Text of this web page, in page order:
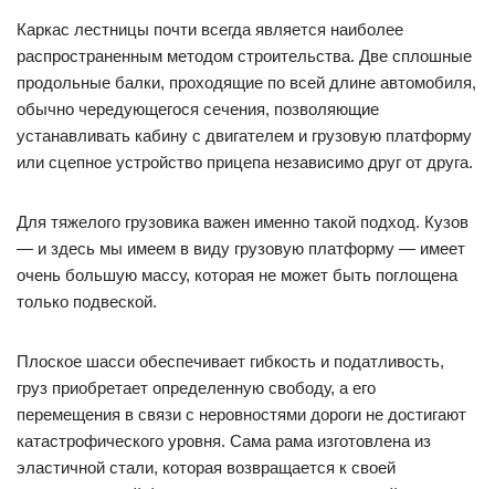
Каркас лестницы почти всегда является наиболее
распространенным методом строительства. Две сплошные
продольные балки, проходящие по всей длине автомобиля,
обычно чередующегося сечения, позволяющие
устанавливать кабину с двигателем и грузовую платформу
или сцепное устройство прицепа независимо друг от друга.
Для тяжелого грузовика важен именно такой подход. Кузов
— и здесь мы имеем в виду грузовую платформу — имеет
очень большую массу, которая не может быть поглощена
только подвеской.
Плоское шасси обеспечивает гибкость и податливость,
груз приобретает определенную свободу, а его
перемещения в связи с неровностями дороги не достигают
катастрофического уровня. Сама рама изготовлена из
эластичной стали, которая возвращается к своей